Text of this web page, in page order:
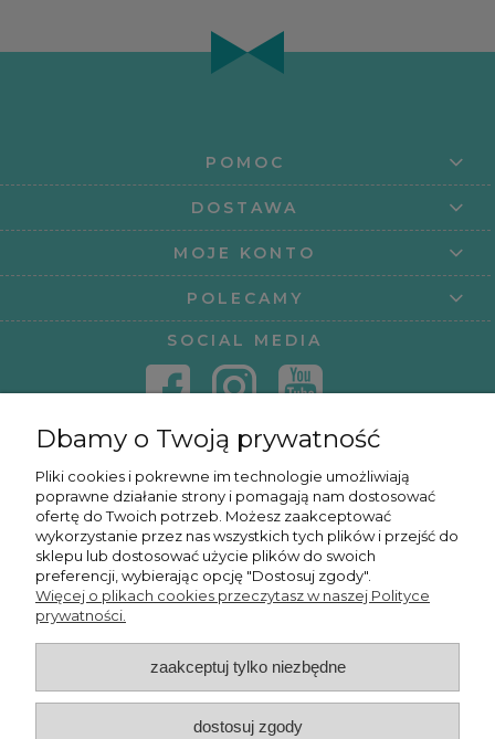
POMOC
DOSTAWA
MOJE KONTO
POLECAMY
SOCIAL MEDIA
KURSY ONLINE
OSMPOWER SP. Z O.O.
POKAŻ PEŁNĄ WERSJĘ STRONY
Dbamy o Twoją prywatność
Pliki cookies i pokrewne im technologie umożliwiają
poprawne działanie strony i pomagają nam dostosować
ofertę do Twoich potrzeb. Możesz zaakceptować
wykorzystanie przez nas wszystkich tych plików i przejść do
sklepu lub dostosować użycie plików do swoich
preferencji, wybierając opcję "Dostosuj zgody".
Więcej o plikach cookies przeczytasz w naszej Polityce
prywatności.
zaakceptuj tylko niezbędne
dostosuj zgody